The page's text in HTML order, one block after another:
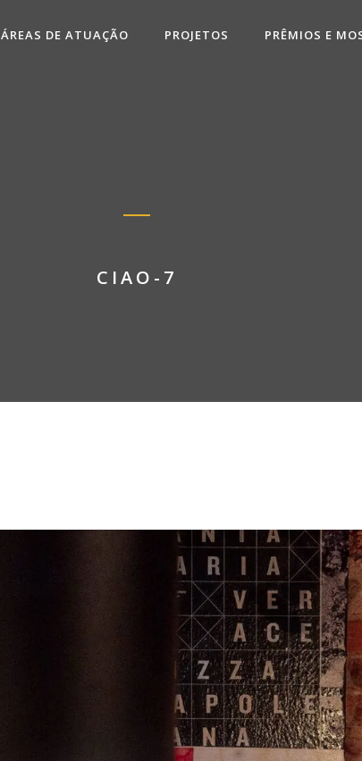
ÁREAS DE ATUAÇÃO PROJETOS PRÊMIOS E
CIAO-7